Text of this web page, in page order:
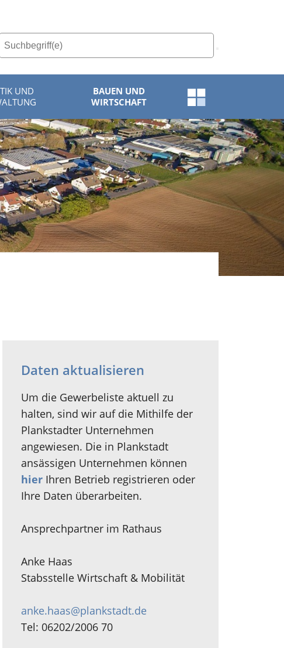
UND
BAUEN UND
WIRTSCHAFT
Schnellzugriff-
Menü
öffnen
Daten aktualisieren
Um die Gewerbeliste aktuell zu
halten, sind wir auf die Mithilfe der
Plankstadter Unternehmen
angewiesen. Die in Plankstadt
ansässigen Unternehmen können
hier Ihren Betrieb registrieren oder
Ihre Daten überarbeiten.
Ansprechpartner im Rathaus
Anke Haas
Stabsstelle Wirtschaft & Mobilität
anke.haas@plankstadt.de
Tel: 06202/2006 70